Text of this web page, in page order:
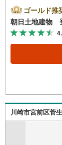
しポ
利便
ウスメ
かけに
す！
■◆お
繋が
内・現
学がス
気軽に
ゴールド推
朝日土地建物
川崎市宮前区菅